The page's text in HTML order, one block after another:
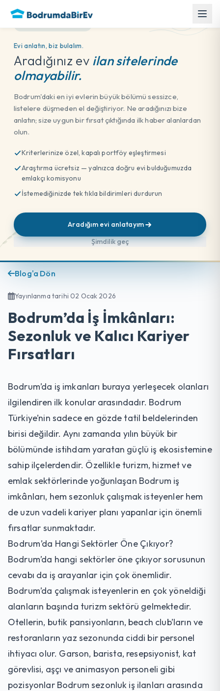
Blog'a Dön
Yayınlanma tarihi 02 Ocak 2026
Bodrum’da İş İmkânları:
Sezonluk ve Kalıcı Kariyer
Fırsatları
Bodrum’da iş imkanları buraya yerleşecek olanları
ilgilendiren ilk konular arasındadır. Bodrum
Türkiye’nin sadece en gözde tatil beldelerinden
birisi değildir. Aynı zamanda yılın büyük bir
bölümünde istihdam yaratan güçlü iş ekosistemine
sahip ilçelerdendir. Özellikle turizm, hizmet ve
emlak sektörlerinde yoğunlaşan Bodrum iş
imkânları, hem sezonluk çalışmak isteyenler hem
de uzun vadeli kariyer planı yapanlar için önemli
fırsatlar sunmaktadır.
Bodrum’da Hangi Sektörler Öne Çıkıyor?
Bodrum’da hangi sektörler öne çıkıyor sorusunun
cevabı da iş arayanlar için çok önemlidir.
Bodrum’da çalışmak isteyenlerin en çok yöneldiği
alanların başında turizm sektörü gelmektedir.
Otellerin, butik pansiyonların, beach club’ların ve
restoranların yaz sezonunda ciddi bir personel
ihtiyacı olur. Garson, barista, resepsiyonist, kat
görevlisi, aşçı ve animasyon personeli gibi
pozisyonlar Bodrum sezonluk iş ilanları arasında
Evi anlatın, biz bulalım.
Aradığınız ev ilan sitelerinde
olmayabilir.
Bodrum'daki en iyi evlerin büyük bölümü sessizce,
listelere düşmeden el değiştiriyor. Ne aradığınızı bize
anlatın; size uygun bir fırsat çıktığında ilk haber alanlardan
olun.
Kriterlerinize özel, kapalı portföy eşleştirmesi
Araştırma ücretsiz — yalnızca doğru evi bulduğumuzda
emlakçı komisyonu
İstemediğinizde tek tıkla bildirimleri durdurun
Şimdilik geç
Aradığım evi anlatayım